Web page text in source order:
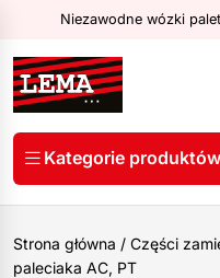
Niezawodne wózki
Kategorie produktów
Strona główna / Części
paleciaka AC, PT